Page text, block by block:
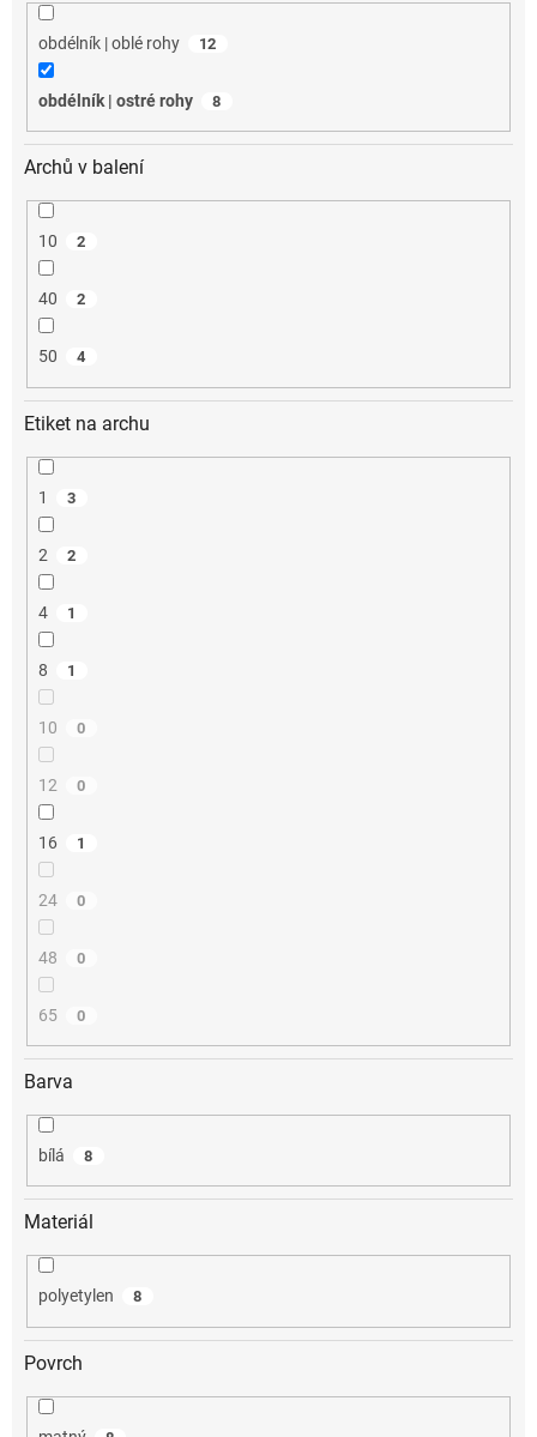
obdélník | oblé rohy 12
obdélník | ostré rohy 8
Archů v balení
10 2
40 2
50 4
Etiket na archu
1 3
2 2
4 1
8 1
10 0
12 0
16 1
24 0
48 0
65 0
Barva
bílá 8
Materiál
polyetylen 8
Povrch